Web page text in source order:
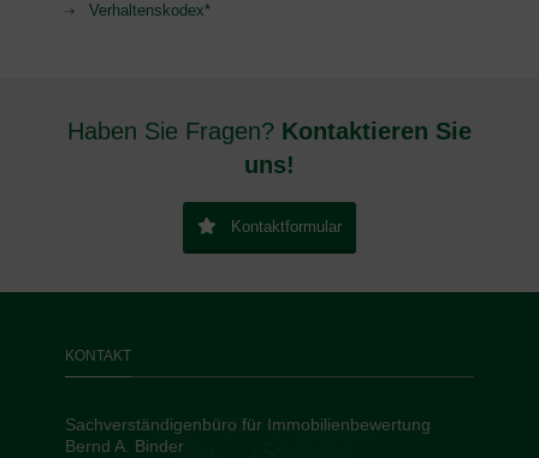
Verhaltenskodex*
Haben Sie Fragen? Kontaktieren Sie
uns!
Kontaktformular
KONTAKT
Sachverständigenbüro für Immobilienbewertung
Bernd A. Binder